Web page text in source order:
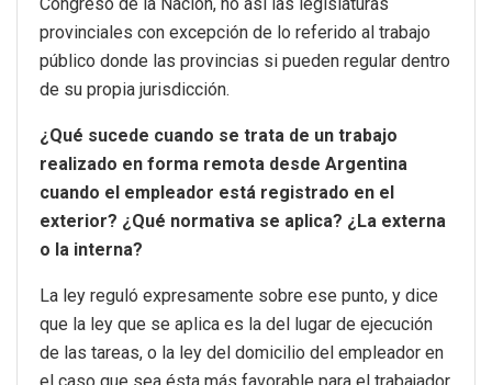
Congreso de la Nación, no así las legislaturas
provinciales con excepción de lo referido al trabajo
público donde las provincias si pueden regular dentro
de su propia jurisdicción.
¿Qué sucede cuando se trata de un trabajo
realizado en forma remota desde Argentina
cuando el empleador está registrado en el
exterior? ¿Qué normativa se aplica? ¿La externa
o la interna?
La ley reguló expresamente sobre ese punto, y dice
que la ley que se aplica es la del lugar de ejecución
de las tareas, o la ley del domicilio del empleador en